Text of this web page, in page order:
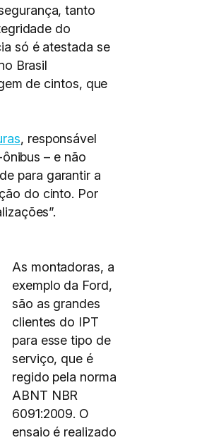
tanto
do
só é atestada se
Brasil
de cintos, que
, responsável
– e não
para garantir a
do cinto. Por
As montadoras, a
exemplo da Ford,
são as grandes
clientes do IPT
para esse tipo de
serviço, que é
regido pela norma
ABNT NBR
6091:2009. O
ensaio é realizado